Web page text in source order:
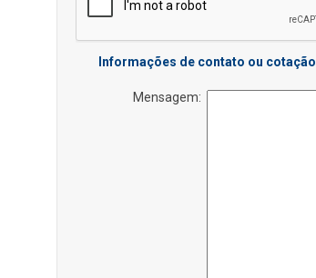
Informações de contato ou cotação
Mensagem: